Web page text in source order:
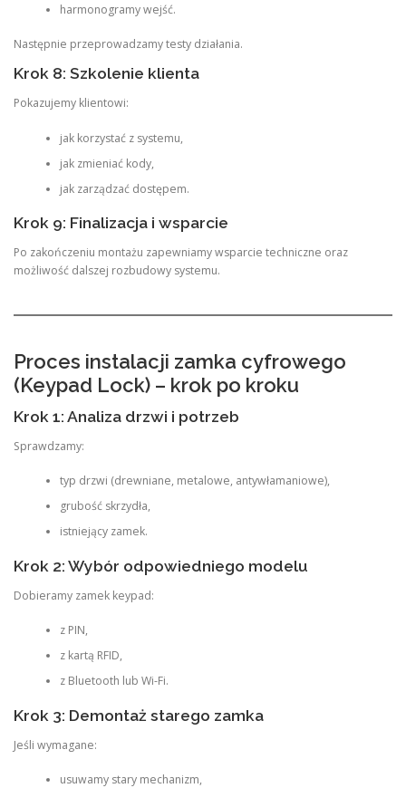
harmonogramy wejść.
Następnie przeprowadzamy testy działania.
Krok 8: Szkolenie klienta
Pokazujemy klientowi:
jak korzystać z systemu,
jak zmieniać kody,
jak zarządzać dostępem.
Krok 9: Finalizacja i wsparcie
Po zakończeniu montażu zapewniamy wsparcie techniczne oraz
możliwość dalszej rozbudowy systemu.
Proces instalacji zamka cyfrowego
(Keypad Lock) – krok po kroku
Krok 1: Analiza drzwi i potrzeb
Sprawdzamy:
typ drzwi (drewniane, metalowe, antywłamaniowe),
grubość skrzydła,
istniejący zamek.
Krok 2: Wybór odpowiedniego modelu
Dobieramy zamek keypad:
z PIN,
z kartą RFID,
z Bluetooth lub Wi-Fi.
Krok 3: Demontaż starego zamka
Jeśli wymagane:
usuwamy stary mechanizm,